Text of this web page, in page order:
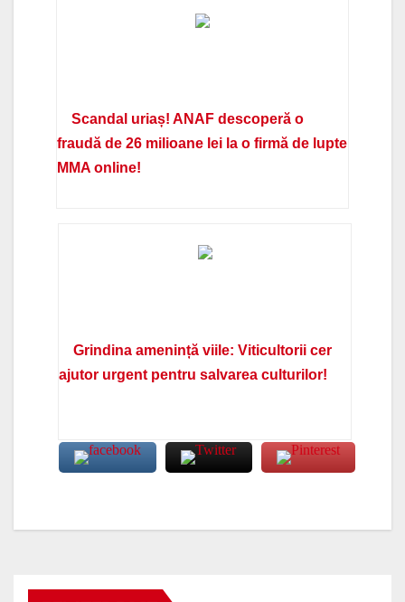
Scandal uriaș! ANAF descoperă o
fraudă de 26 milioane lei la o firmă de lupte
MMA online!
Grindina amenință viile: Viticultorii cer
ajutor urgent pentru salvarea culturilor!